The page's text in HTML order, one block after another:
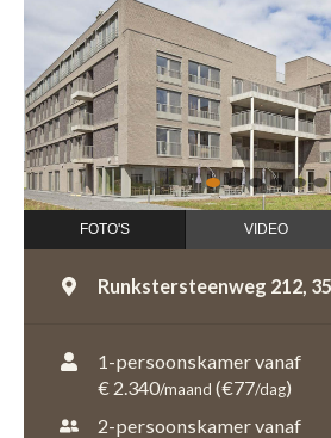
1 2 3 4 5 6
FOTO'S VIDEO
Runkstersteenweg 212,
1-persoonskamer vanaf
€ 2.340/maand (€77/dag)
2-persoonskamer vanaf